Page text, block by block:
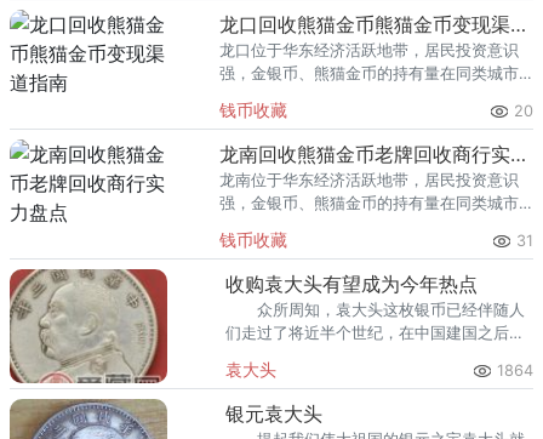
回收渠道里，能精准识别版别溢
龙口回收熊猫金币熊猫金币变现渠道指南
龙口位于华东经济活跃地带，居民投资意识
强，金银币、熊猫金币的持有量在同类城市
熊猫金币的需求就明显升温，但鱼龙混杂的
回收渠道里，能精准识别版别溢
钱币收藏 20
龙南回收熊猫金币老牌回收商行实力盘点
龙南位于华东经济活跃地带，居民投资意识
强，金银币、熊猫金币的持有量在同类城市
熊猫金币的需求就明显升温，但鱼龙混杂的
回收渠道里，能精准识别版别溢
钱币收藏 31
收购袁大头有望成为今年热点
众所周知，袁大头这枚银币已经伴随人
们走过了将近半个世纪，在中国建国之后袁
袁大头 1864
银元袁大头